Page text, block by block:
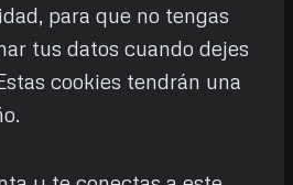
para que no tengas
tus datos cuando dejes
cookies tendrán una